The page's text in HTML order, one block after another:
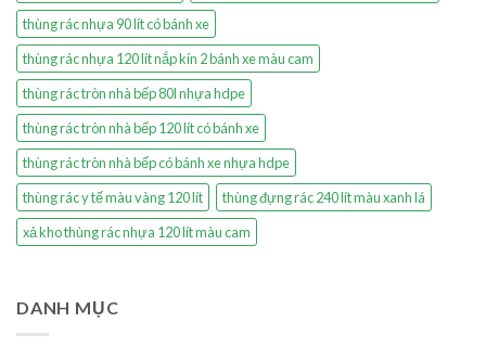
thùng rác nhựa 90 lít có bánh xe
thùng rác nhựa 120 lít nắp kín 2 bánh xe màu cam
thùng rác tròn nhà bếp 80l nhựa hdpe
thùng rác tròn nhà bếp 120 lít có bánh xe
thùng rác tròn nhà bếp có bánh xe nhựa hdpe
thùng rác y tế màu vàng 120 lít
thùng đựng rác 240 lít màu xanh lá
xả kho thùng rác nhựa 120 lít màu cam
DANH MỤC